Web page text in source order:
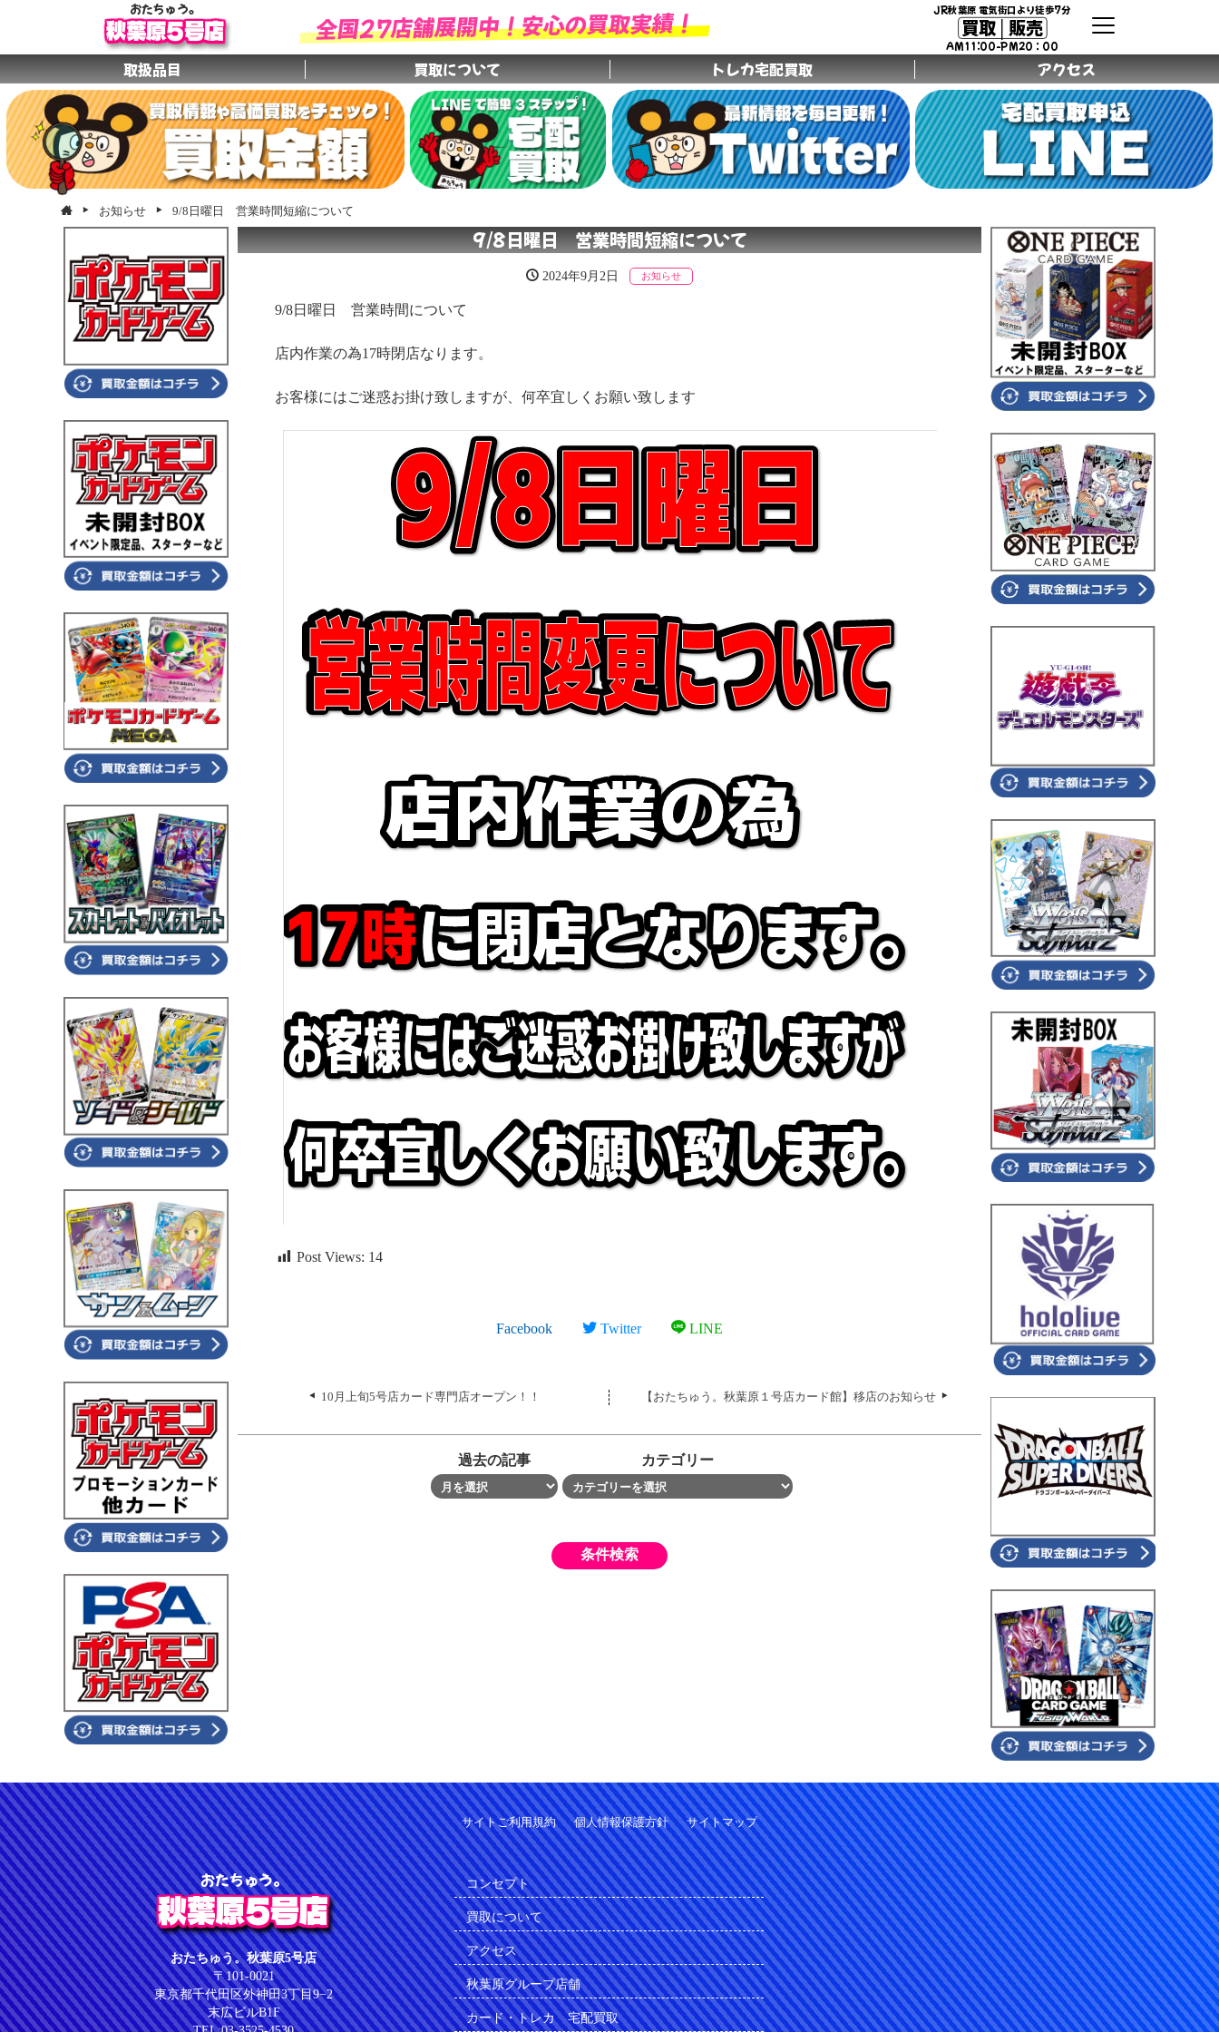
おたちゅう。
秋葉原5号店 全国27店舗展開中！安心の買取実績！ JR秋葉原 電気街口より徒歩7分
買取│販売
AM11:00-PM20：00
取扱品目 買取について トレカ宅配買取 アクセス
グループ店舗
お知らせ 9/8日曜日 営業時間短縮について
9/8日曜日 営業時間短縮について
2024年9月2日 お知らせ
9/8日曜日 営業時間について
店内作業の為17時閉店なります。
お客様にはご迷惑お掛け致しますが、何卒宜しくお願い致します
Post Views: 14
Facebook Twitter LINE
10月上旬5号店カード専門店オープン！！ 【おたちゅう。秋葉原１号店カード館】移店のお知らせ
過去の記事 カテゴリー
サイトご利用規約 個人情報保護方針 サイトマップ
おたちゅう。
秋葉原5号店
おたちゅう。秋葉原5号店
〒101-0021
東京都千代田区外神田3丁目9−2
末広ビルB1F
コンセプト
買取について
アクセス
秋葉原グループ店舗
カード・トレカ 宅配買取